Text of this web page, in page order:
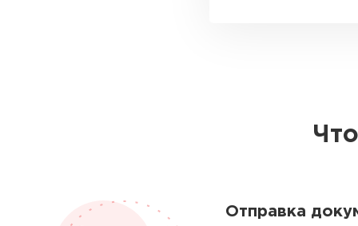
Отправка